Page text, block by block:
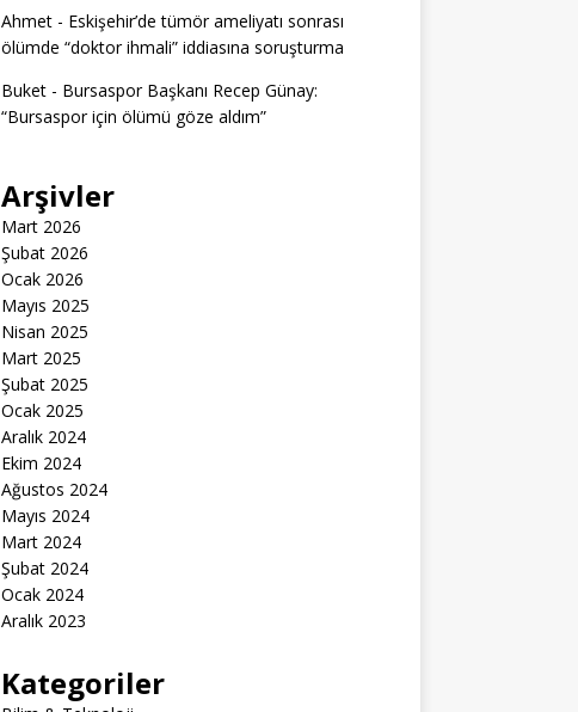
Ahmet- Eskişehir’de tümör ameliyatı sonrası
ölümde “doktor ihmali” iddiasına soruşturma
Buket- Bursaspor Başkanı Recep Günay:
“Bursaspor için ölümü göze aldım”
Arşivler
Mart 2026
Şubat 2026
Ocak 2026
Mayıs 2025
Nisan 2025
Mart 2025
Şubat 2025
Ocak 2025
Aralık 2024
Ekim 2024
Ağustos 2024
Mayıs 2024
Mart 2024
Şubat 2024
Ocak 2024
Aralık 2023
Kategoriler